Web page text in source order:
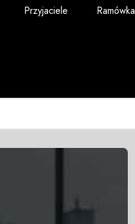
Przyjaciele Ramówka